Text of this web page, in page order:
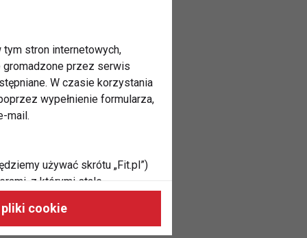
tym stron internetowych,
gromadzone przez serwis
W czasie korzystania
wypełnienie formularza,
mail.
używać skrótu „Fit.pl”)
z którymi stale
cookie